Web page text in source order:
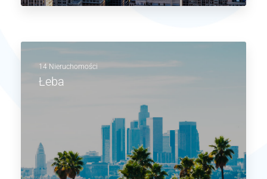
14 Nieruchomości
Łeba